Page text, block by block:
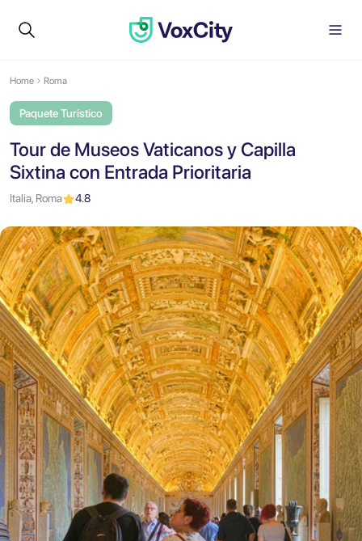
Home Roma
Paquete Turístico
Tour de Museos Vaticanos y Capilla
Sixtina con Entrada Prioritaria
Italia, Roma 4.8